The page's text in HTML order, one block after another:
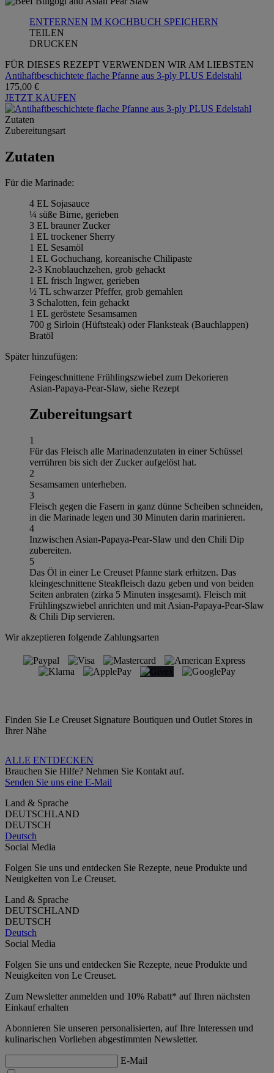
ENTFERNEN IM KOCHBUCH SPEICHERN
TEILEN
DRUCKEN
FÜR DIESES REZEPT VERWENDEN WIR AM LIEBSTEN
Antihaftbeschichtete flache Pfanne aus 3-ply PLUS Edelstahl
175,00 €
JETZT KAUFEN
Zutaten
Zubereitungsart
Zutaten
Für die Marinade:
4 EL Sojasauce
¼ süße Birne, gerieben
3 EL brauner Zucker
1 EL trockener Sherry
1 EL Sesamöl
1 EL Gochuchang, koreanische Chilipaste
2-3 Knoblauchzehen, grob gehackt
1 EL frisch Ingwer, gerieben
½ TL schwarzer Pfeffer, grob gemahlen
3 Schalotten, fein gehackt
1 EL geröstete Sesamsamen
700 g Sirloin (Hüftsteak) oder Flanksteak (Bauchlappen)
Bratöl
Später hinzufügen:
Feingeschnittene Frühlingszwiebel zum Dekorieren
Asian-Papaya-Pear-Slaw, siehe Rezept
Zubereitungsart
1
Für das Fleisch alle Marinadenzutaten in einer Schüssel
verrühren bis sich der Zucker aufgelöst hat.
2
Sesamsamen unterheben.
3
Fleisch gegen die Fasern in ganz dünne Scheiben schneiden,
in die Marinade legen und 30 Minuten darin marinieren.
4
Inzwischen Asian-Papaya-Pear-Slaw und den Chili Dip
zubereiten.
5
Das Öl in einer Le Creuset Pfanne stark erhitzen. Das
kleingeschnittene Steakfleisch dazu geben und von beiden
Seiten anbraten (zirka 5 Minuten insgesamt). Fleisch mit
Frühlingszwiebel anrichten und mit Asian-Papaya-Pear-Slaw
& Chili Dip servieren.
Wir akzeptieren folgende Zahlungsarten
Finden Sie Le Creuset Signature Boutiquen und Outlet Stores in
Ihrer Nähe
ALLE ENTDECKEN
Brauchen Sie Hilfe? Nehmen Sie Kontakt auf.
Senden Sie uns eine E-Mail
Land & Sprache
DEUTSCHLAND
DEUTSCH
Deutsch
Social Media
Folgen Sie uns und entdecken Sie Rezepte, neue Produkte und
Neuigkeiten von Le Creuset.
Land & Sprache
DEUTSCHLAND
DEUTSCH
Deutsch
Social Media
Folgen Sie uns und entdecken Sie Rezepte, neue Produkte und
Neuigkeiten von Le Creuset.
Zum Newsletter anmelden und 10% Rabatt* auf Ihren nächsten
Einkauf erhalten
Abonnieren Sie unseren personalisierten, auf Ihre Interessen und
kulinarischen Vorlieben abgestimmten Newsletter.
E-Mail